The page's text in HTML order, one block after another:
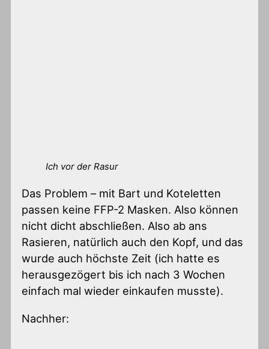
Ich vor der Rasur
Das Problem – mit Bart und Koteletten
passen keine FFP-2 Masken. Also können
nicht dicht abschließen. Also ab ans
Rasieren, natürlich auch den Kopf, und das
wurde auch höchste Zeit (ich hatte es
herausgezögert bis ich nach 3 Wochen
einfach mal wieder einkaufen musste).
Nachher: